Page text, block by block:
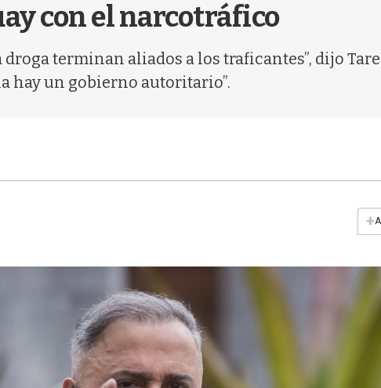
con el narcotráfico
droga terminan aliados a los traficantes”, dijo
hay un gobierno autoritario”.
+